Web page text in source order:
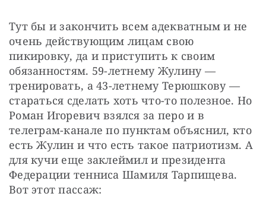
Тут бы и закончить всем адекватным и не
очень действующим лицам свою
пикировку, да и приступить к своим
обязанностям. 59-летнему Жулину —
тренировать, а 43-летнему Терюшкову —
стараться сделать хоть что-то полезное. Но
Роман Игоревич взялся за перо и в
телеграм-канале по пунктам объяснил, кто
есть Жулин и что есть такое патриотизм. А
для кучи еще заклеймил и президента
Федерации тенниса Шамиля Тарпищева.
Вот этот пассаж: